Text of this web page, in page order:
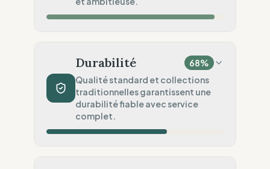
Audits partiels (Chaîne mixte)
Fibres recyclées (Upcycling)
Sécurité Chimique 100
Normes REACH (Sécurité) appliquées.
Engagement Environnemental
Bilan carbone complet public
Durabilité 68%
Qualité standard et collections
traditionnelles garantissent une
durabilité fiable avec service
complet.